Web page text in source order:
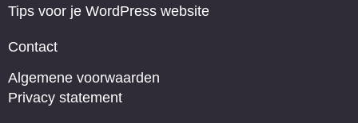
Tips voor je WordPress website
Contact
Algemene voorwaarden
Privacy statement